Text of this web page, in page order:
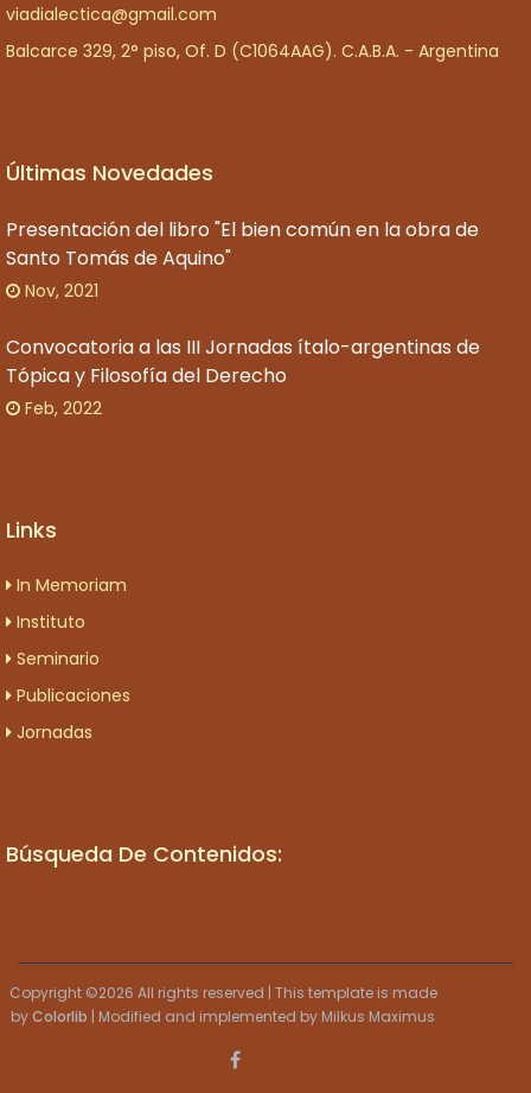
viadialectica@gmail.com
Balcarce 329, 2° piso, Of. D (C1064AAG). C.A.B.A. - Argentina
Últimas Novedades
Presentación del libro "El bien común en la obra de
Santo Tomás de Aquino"
Nov, 2021
Convocatoria a las III Jornadas ítalo-argentinas de
Tópica y Filosofía del Derecho
Feb, 2022
Links
In Memoriam
Instituto
Seminario
Publicaciones
Jornadas
Búsqueda De Contenidos:
Copyright ©2026 All rights reserved | This template is made
byColorlib | Modified and implemented by Milkus Maximus